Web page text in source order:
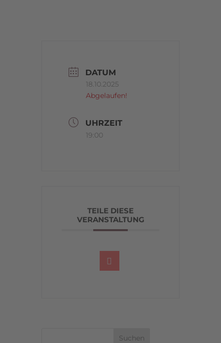
DATUM
18.10.2025
Abgelaufen!
UHRZEIT
19:00
TEILE DIESE
VERANSTALTUNG
Suchen